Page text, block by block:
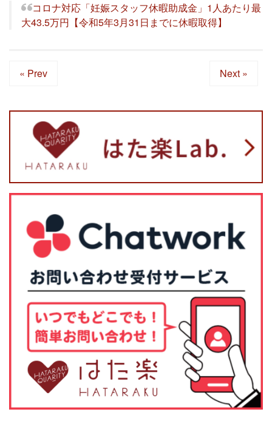
コロナ対応「妊娠スタッフ休暇助成金」1人あたり最
大43.5万円【令和5年3月31日までに休暇取得】
« Prev Next »